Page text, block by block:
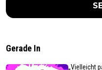
Gerade In
„Vielleicht